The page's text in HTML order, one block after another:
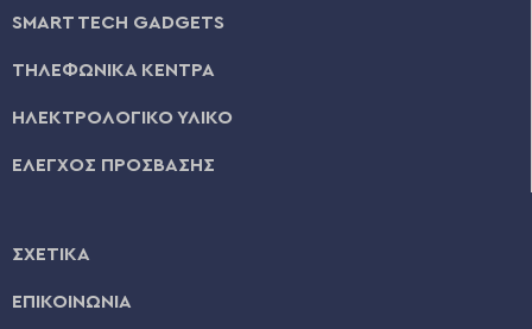
SMART TECH GADGETS
ΤΗΛΕΦΩΝΙΚΑ ΚΕΝΤΡΑ
ΗΛΕΚΤΡΟΛΟΓΙΚΟ ΥΛΙΚΟ
ΕΛΕΓΧΟΣ ΠΡΟΣΒΑΣΗΣ
ΣΧΕΤΙΚΑ
ΕΠΙΚΟΙΝΩΝΙΑ